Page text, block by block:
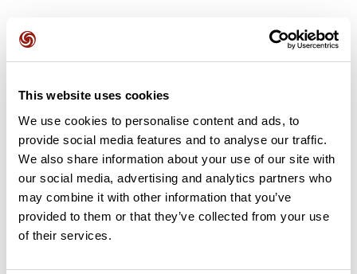
This website uses cookies
We use cookies to personalise content and ads, to
provide social media features and to analyse our traffic.
We also share information about your use of our site with
our social media, advertising and analytics partners who
may combine it with other information that you’ve
provided to them or that they’ve collected from your use
of their services.
Ajouter un avis
Découvrez ce parcours de marche de 22,7 km qui débute à